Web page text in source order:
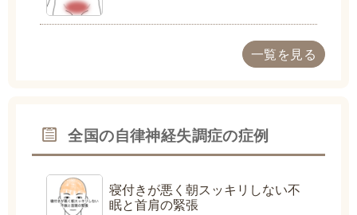
一覧を見る
全国の自律神経失調症の症例
寝付きが悪く朝スッキリしない不
眠と首肩の緊張